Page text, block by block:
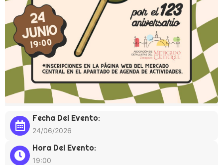
Fecha Del Evento:
24/06/2026
Hora Del Evento:
19:00